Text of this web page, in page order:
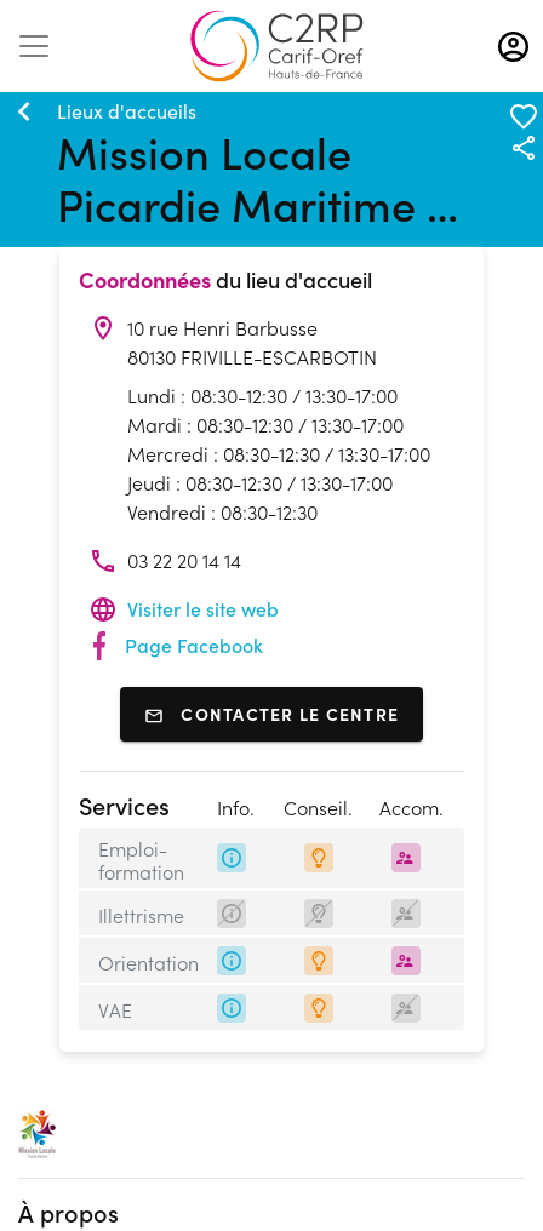
Aller
au
contenu
Lieux d'accueils
Mission Locale
Picardie Maritime -
Antenne de Friville-
Escarbotin
Coordonnéesdu lieu d'accueil
10 rue Henri Barbusse
80130 FRIVILLE-ESCARBOTIN
Lundi : 08:30-12:30 / 13:30-17:00
Mardi : 08:30-12:30 / 13:30-17:00
Mercredi : 08:30-12:30 / 13:30-17:00
Jeudi : 08:30-12:30 / 13:30-17:00
Vendredi : 08:30-12:30
03 22 20 14 14
Visiter le site web
Page Facebook
CONTACTER LE CENTRE
Services Info. Conseil.
Accom.
Emploi-
formation
Illettrisme
Orientation
VAE
À propos